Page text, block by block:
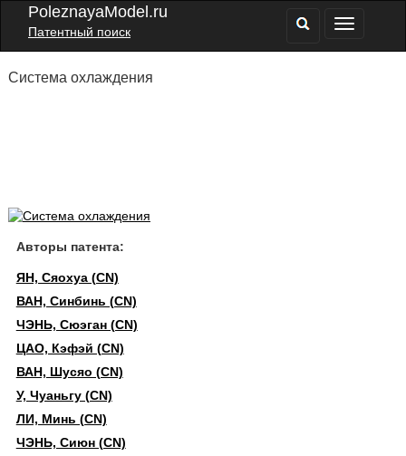
PoleznayaModel.ru
Патентный поиск
Система охлаждения
Авторы патента:
ЯН, Сяохуа (CN)
ВАН, Синбинь (CN)
ЧЭНЬ, Сюэган (CN)
ЦАО, Кэфэй (CN)
ВАН, Шусяо (CN)
У, Чуаньгу (CN)
ЛИ, Минь (CN)
ЧЭНЬ, Сиюн (CN)